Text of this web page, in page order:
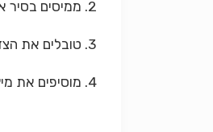
2. ממיסים בסיר את החמאה.
3. טובלים את הצד החתוך בכל אגס בסוכר החום ומטגנים (בחמאה) במשך 2 דקות, או עד שהאגסים שחומים ומעלים ניחוח קרמל.
4. מוסיפים את מיץ התפוחים ואת הקינמון, מביאים לרתיחה. מנמיכים הלהבה ומבשלים במשך 20 דקות.